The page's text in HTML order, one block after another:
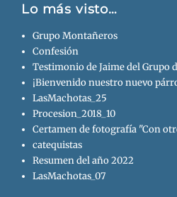
Lo más visto…
Grupo Montañeros
Confesión
Testimonio de Jaime del Grupo
¡Bienvenido nuestro nuevo
LasMachotas_25
Procesion_2018_10
Certamen de fotografía "Con
catequistas
Resumen del año 2022
LasMachotas_07